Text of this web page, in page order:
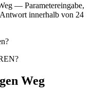
— Parametereingabe,
innerhalb von 24
Weg